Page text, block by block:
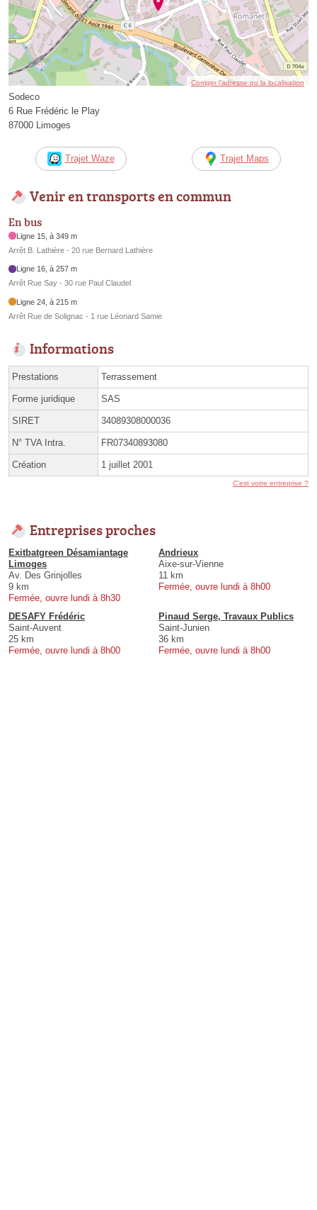
Corriger l’adresse ou la localisation
Sodeco
6 Rue Frédéric le Play
87000 Limoges
Trajet Waze Trajet Maps
Venir en transports en commun
En bus
Ligne 15, à 349 m
Arrêt B. Lathière - 20 rue Bernard Lathière
Ligne 16, à 257 m
Arrêt Rue Say - 30 rue Paul Claudel
Ligne 24, à 215 m
Arrêt Rue de Solignac - 1 rue Léonard Samie
Informations
Prestations Terrassement
Forme juridique SAS
SIRET 34089308000036
N° TVA Intra. FR07340893080
Création 1 juillet 2001
C'est votre entreprise ?
Entreprises proches
Exitbatgreen Désamiantage
Limoges
Av. Des Grinjolles
9 km
Fermée, ouvre lundi à 8h30
Andrieux
Aixe-sur-Vienne
11 km
Fermée, ouvre lundi à 8h00
DESAFY Frédéric
Saint-Auvent
25 km
Fermée, ouvre lundi à 8h00
Pinaud Serge, Travaux Publics
Saint-Junien
36 km
Fermée, ouvre lundi à 8h00